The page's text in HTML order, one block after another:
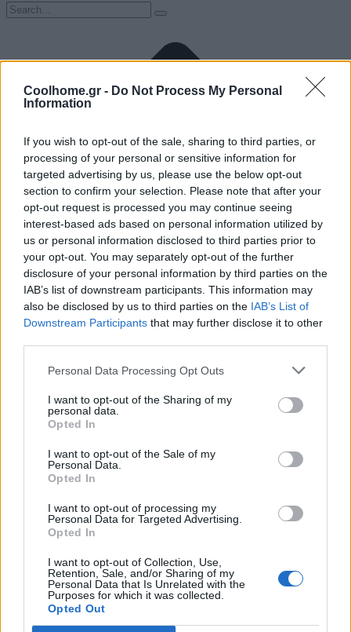
Coolhome.gr - Do Not Process My Personal
Information
If you wish to opt-out of the sale, sharing to third parties, or
processing of your personal or sensitive information for
targeted advertising by us, please use the below opt-out
section to confirm your selection. Please note that after your
opt-out request is processed you may continue seeing
interest-based ads based on personal information utilized by
us or personal information disclosed to third parties prior to
your opt-out. You may separately opt-out of the further
disclosure of your personal information by third parties on the
IAB’s list of downstream participants. This information may
also be disclosed by us to third parties on the IAB’s List of
Downstream Participants that may further disclose it to other
Personal Data Processing Opt Outs
I want to opt-out of the Sharing of my
personal data.
Opted In
I want to opt-out of the Sale of my
Personal Data.
Opted In
I want to opt-out of processing my
Personal Data for Targeted Advertising.
Opted In
I want to opt-out of Collection, Use,
Retention, Sale, and/or Sharing of my
Personal Data that Is Unrelated with the
Purposes for which it was collected.
Opted Out
μυρωδιές
Ετικέτα: μυρωδιές
DIY & GUIDES
Για μυρωδάτο σπίτι όλη μέρα
Οι άσχημες μυρωδιές μπορεί να είναι ένα απογοητευτικό
πρόβλημα σε κάθε νοικοκυριό, αλλά ευτυχώς, υπάρχουν αρκετοί
αποτελεσματικοί τρόποι …
9 Μαΐου 2023